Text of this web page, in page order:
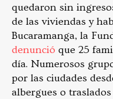
quedaron sin
de las viviendas y
Bucaramanga, la
denunció que 25
día. Numerosos
por las ciudades
albergues o